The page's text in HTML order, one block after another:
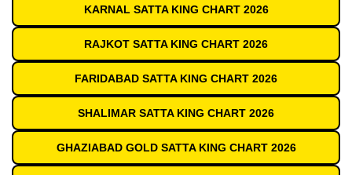
KARNAL SATTA KING CHART 2026
RAJKOT SATTA KING CHART 2026
FARIDABAD SATTA KING CHART 2026
SHALIMAR SATTA KING CHART 2026
GHAZIABAD GOLD SATTA KING CHART 2026